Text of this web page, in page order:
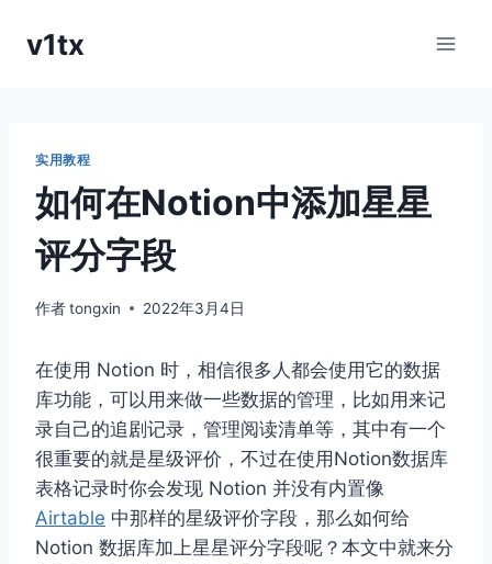
v1tx
实用教程
如何在Notion中添加星星
评分字段
作者tongxin 2022年3月4日
在使用 Notion 时，相信很多人都会使用它的数据
库功能，可以用来做一些数据的管理，比如用来记
录自己的追剧记录，管理阅读清单等，其中有一个
很重要的就是星级评价，不过在使用Notion数据库
表格记录时你会发现 Notion 并没有内置像
Airtable 中那样的星级评价字段，那么如何给
Notion 数据库加上星星评分字段呢？本文中就来分